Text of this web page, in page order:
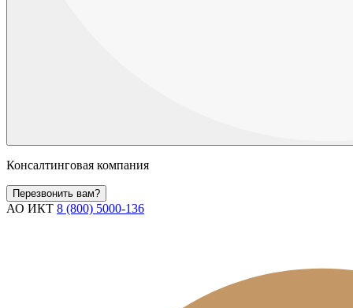
Консалтинговая компания
Перезвонить вам?
АО ИКТ 8 (800) 5000-136